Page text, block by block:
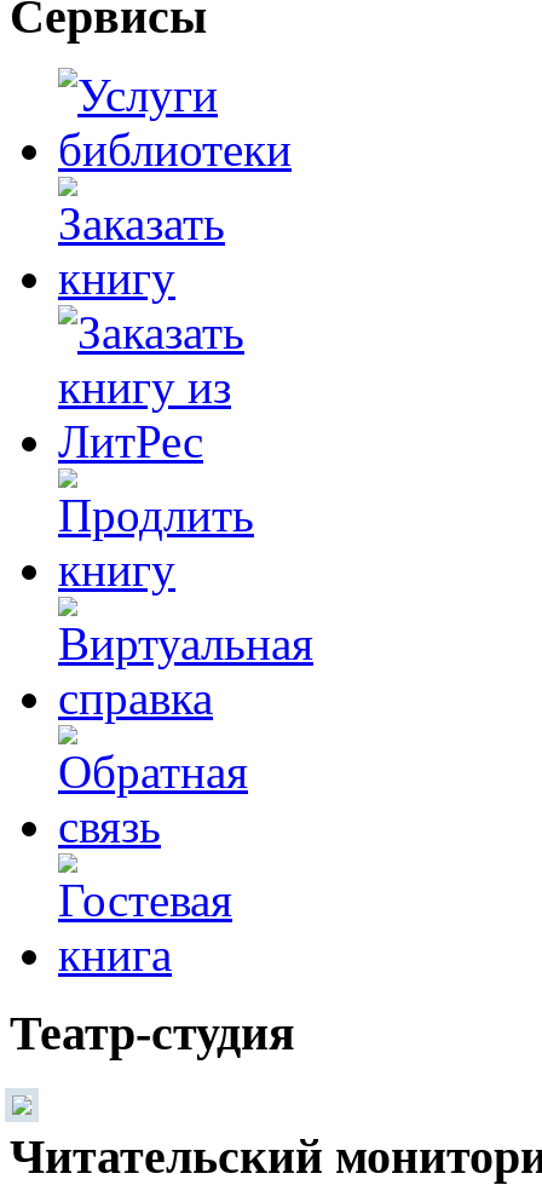
Сервисы
Театр-студия
Читательский